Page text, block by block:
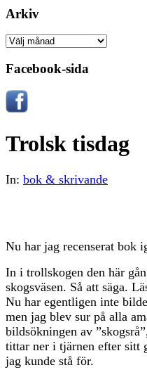
Arkiv
Arkiv
Facebook-sida
Trolsk tisdag
In: bok & skrivande
Nu har jag recenserat bok
In i trollskogen den här
skogsväsen. Så att säga.
Nu har egentligen inte
men jag blev sur på alla
bildsökningen av
tittar ner i tjärnen efter sitt
jag kunde stå för.